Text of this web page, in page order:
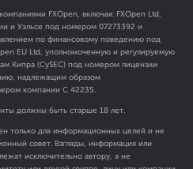
FXOpen, включая: FXOpen Ltd,
и Уэльсе под номером 07273392 и
по финансовому поведению под
EU Ltd, уполномоченную и регулируемую
Кипра (CySEC) под номером лицензии
надлежащим образом
компании C 42235.
должны быть старше 18 лет.
только для информационных целей и не
совет. Взгляды, информация или
исключительно автору, а не